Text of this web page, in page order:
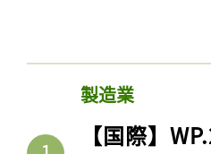
製造業
【国際】